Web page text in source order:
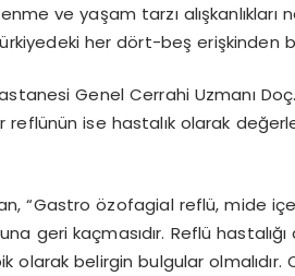
ve yaşam tarzı
her dört-beş erişkinden
Genel Cerrahi Uzmanı
ise hastalık olarak
“Gastro özofagial reflü, mide
geri kaçmasıdır. Reflü
olarak belirgin bulgular olmalıdır.